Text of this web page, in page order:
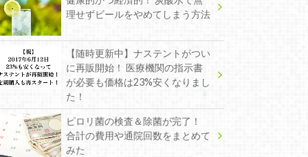
理せずビールをやめてしまう方法
【随時更新中】ナステントがつい
に再販開始！ 医療機関の指示書
が必要も価格は23%安くなりまし
た！
ピロリ菌の検査＆除菌が完了！
合計の費用や通院回数をまとめて
みた